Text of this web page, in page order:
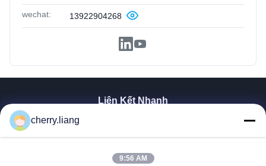
wechat: 13922904268
Liên Kết Nhanh
Sản Phẩm
cherry.liang
9:56 AM